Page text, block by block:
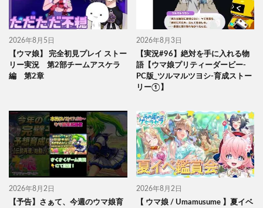
2026年8月5日
【ウマ娘】 完全初見プレイ ストー
リー実況 第2部チームアスケラ
編 第2章
2026年8月3日
【実況#96】絶対を手に入れる物
語【ウマ娘プリティーダービー-
PC版_ツルマルツヨシ-育成ストー
リー①】
2026年8月2日
【予告】さぁて、今週のウマ娘育
2026年8月2日
【 ウマ娘 / Umamusume 】夏イベ